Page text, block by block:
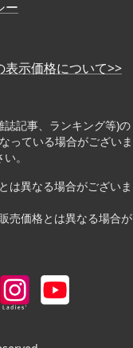
ー
表示価格について>>
記事、ランキング等)の
っている場合がございま
。
は異なる場合がございま
売価格とは異なる場合が